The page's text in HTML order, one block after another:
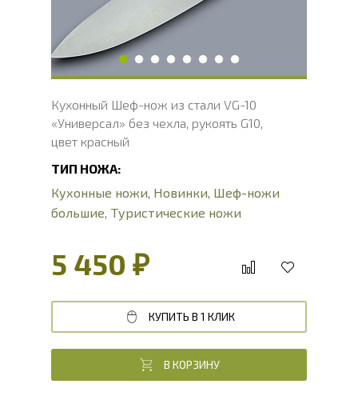
Твердость клинка, HRC
Вес, г
Кухонный Шеф-нож из стали VG-10
«Универсал» без чехла, рукоять G10,
цвет красный
ТИП НОЖА:
Кухонные ножи, Новинки, Шеф-ножи
большие, Туристические ножи
5 450 ₽
КУПИТЬ В 1 КЛИК
В КОРЗИНУ